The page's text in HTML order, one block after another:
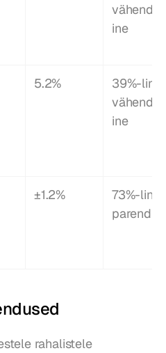
ine
5.2%
39%-line
ine
±1.2%
73%-line
parendus
rahalistele